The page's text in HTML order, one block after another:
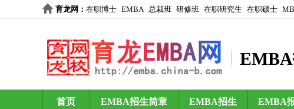
育龙网 ： 在职博士 EMBA 总裁班 研修班 在职研究生 在职硕士
首页 EMBA招生简章 EMBA招生 EMBA